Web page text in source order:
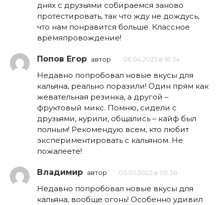
днях с друзьями собираемся заново
протестировать, так что жду не дождусь,
что нам понравится больше. Классное
времяпровождение!
Попов Егор автор 06.04.2025 в 18:34
Недавно попробовал новые вкусы для
кальяна, реально поразили! Один прям как
жевательная резинка, а другой –
фруктовый микс. Помню, сидели с
друзьями, курили, общались – кайф был
полным! Рекомендую всем, кто любит
экспериментировать с кальяном. Не
пожалеете!
Владимир автор 05.05.2025 в 09:36
Недавно попробовал новые вкусы для
кальяна, вообще огонь! Особенно удивил